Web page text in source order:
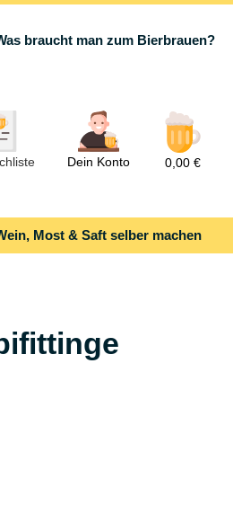
braucht man zum Bierbrauen?
Dein Konto 0,00 €
Most & Saft selber machen